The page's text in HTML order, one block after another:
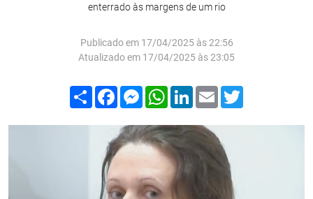
enterrado às margens de um rio
Publicado em 17/04/2025 às 22:56
Atualizado em 17/04/2025 às 23:05
Compartilhar
FacebookMessenger
WhatsApp
LinkedIn
Email